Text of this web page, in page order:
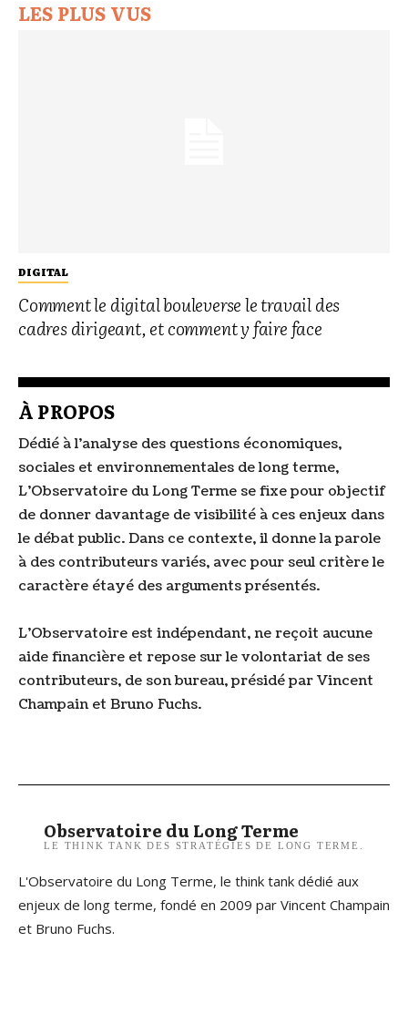
LES PLUS VUS
DIGITAL
Comment le digital bouleverse le travail des
cadres dirigeant, et comment y faire face
À PROPOS
Dédié à l’analyse des questions économiques,
sociales et environnementales de long terme,
L’Observatoire du Long Terme se fixe pour objectif
de donner davantage de visibilité à ces enjeux dans
le débat public. Dans ce contexte, il donne la parole
à des contributeurs variés, avec pour seul critère le
caractère étayé des arguments présentés.
L’Observatoire est indépendant, ne reçoit aucune
aide financière et repose sur le volontariat de ses
contributeurs, de son bureau, présidé par Vincent
Champain et Bruno Fuchs.
Observatoire du Long Terme
LE THINK TANK DES STRATÉGIES DE LONG TERME.
L'Observatoire du Long Terme, le think tank dédié aux
enjeux de long terme, fondé en 2009 par Vincent Champain
et Bruno Fuchs.